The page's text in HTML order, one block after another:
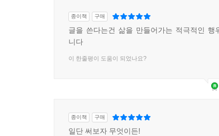
종이책 구매
글을 쓴다는건 삶을 만들어가는 적극적인 행
니다
이 한줄평이 도움이 되었나요?
종이책 구매
일단 써보자 무엇이든!